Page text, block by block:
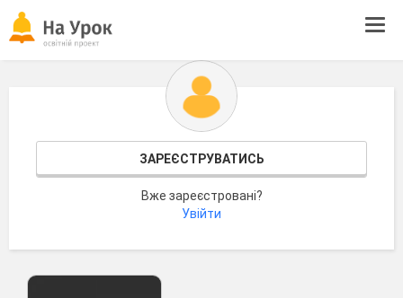
ЗАРЕЄСТРУВАТИСЬ
Вже зареєстровані?
Увійти